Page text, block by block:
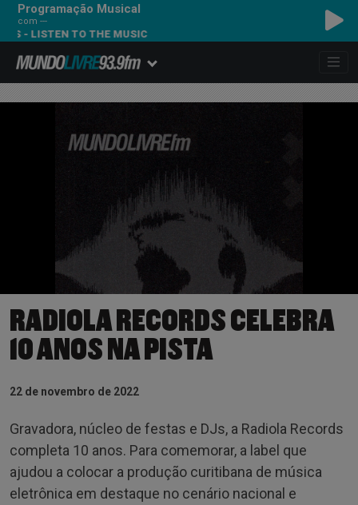
Programação Musical
com ---
TO THE MUSIC
RADIOLA RECORDS CELEBRA
10 ANOS NA PISTA
22 de novembro de 2022
Gravadora, núcleo de festas e DJs, a Radiola Records
completa 10 anos. Para comemorar, a label que
ajudou a colocar a produção curitibana de música
eletrônica em destaque no cenário nacional e